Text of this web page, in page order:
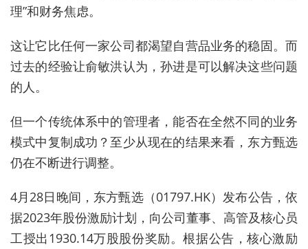
理”和财务焦虑。
这让它比任何一家公司都渴望自营品业务的稳固。而
过去的经验让俞敏洪认为，孙进是可以解决这些问题
的人。
但一个传统体系中的管理者，能否在全然不同的业务
模式中复制成功？至少从现在的结果来看，东方甄选
仍在不断进行调整。
4月28日晚间，东方甄选（01797.HK）发布公告，依
据2023年股份激励计划，向公司董事、高管及核心员
工授出1930.14万股股份奖励。根据公告，核心激励